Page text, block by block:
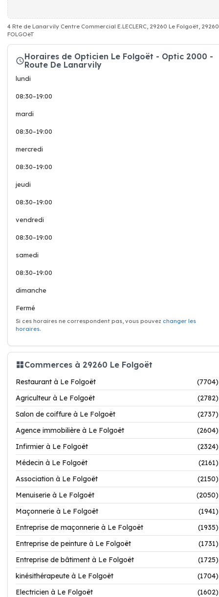
4 Rte de Lanarvily Centre Commercial E.LECLERC, 29260 Le Folgoët, 29260
FOLGOëT
Horaires de Opticien Le Folgoët - Optic 2000 -
Route De Lanarvily
lundi
08:30–19:00
mardi
08:30–19:00
mercredi
08:30–19:00
jeudi
08:30–19:00
vendredi
08:30–19:00
samedi
08:30–19:00
dimanche
Fermé
Si ces horaires ne correspondent pas, vous pouvez changer les
horaires.
Commerces à 29260 Le Folgoët
Restaurant à Le Folgoët
(7704)
Agriculteur à Le Folgoët
(2782)
Salon de coiffure à Le Folgoët
(2737)
Agence immobilière à Le Folgoët
(2604)
Infirmier à Le Folgoët
(2324)
Médecin à Le Folgoët
(2161)
Association à Le Folgoët
(2150)
Menuiserie à Le Folgoët
(2050)
Maçonnerie à Le Folgoët
(1941)
Entreprise de maçonnerie à Le Folgoët
(1935)
Entreprise de peinture à Le Folgoët
(1731)
Entreprise de bâtiment à Le Folgoët
(1725)
kinésithérapeute à Le Folgoët
(1704)
Electricien à Le Folgoët
(1602)